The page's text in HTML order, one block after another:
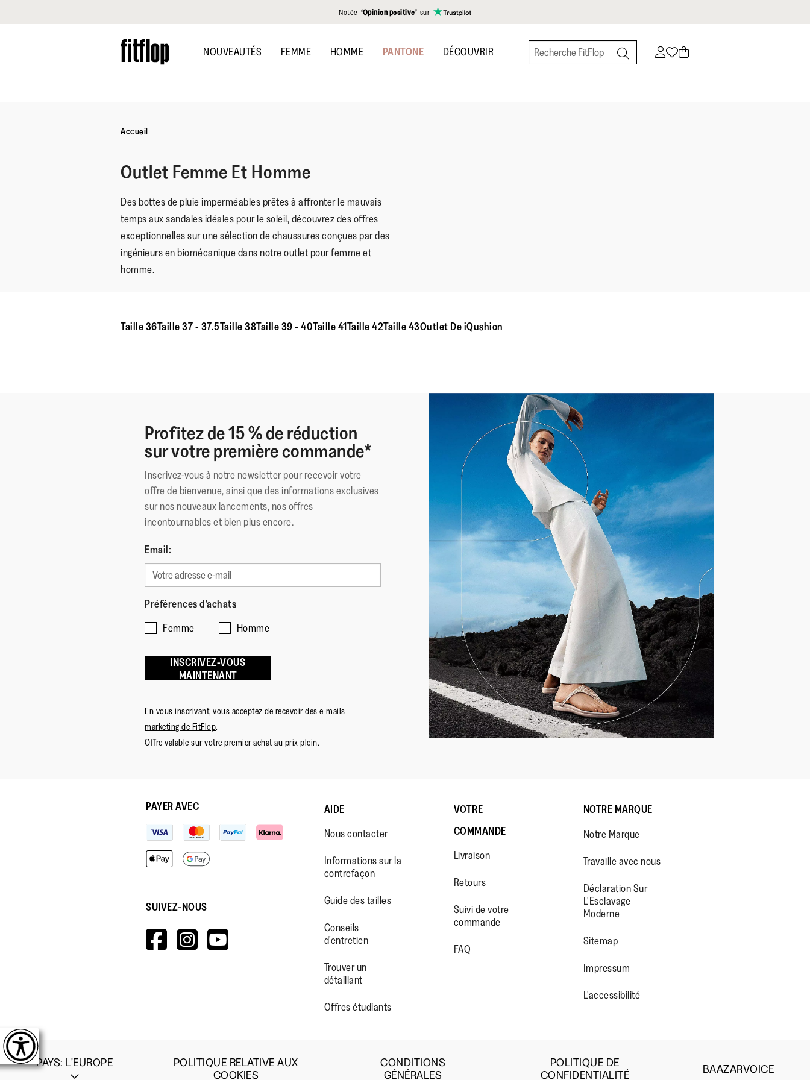
Notée ‘Opinion positive’ sur
to
main
NOUVEAUTÉS FEMME HOMME PANTONE DÉCOUVRIR
Accueil
Outlet Femme Et Homme
Des bottes de pluie imperméables prêtes à affronter le mauvais
temps aux sandales idéales pour le soleil, découvrez des offres
exceptionnelles sur une sélection de chaussures conçues par des
ingénieurs en biomécanique dans notre outlet pour femme et
homme.
Taille 36Taille 37 - 37.5Taille 38Taille 39 - 40Taille 41Taille 42Taille 43Outlet De iQushion
Profitez de 15 % de réduction
sur votre première commande*
Inscrivez-vous à notre newsletter pour recevoir votre
offre de bienvenue, ainsi que des informations exclusives
sur nos nouveaux lancements, nos offres
incontournables et bien plus encore.
Email:
Préférences d'achats
Femme
Homme
INSCRIVEZ-VOUS
MAINTENANT
En vous inscrivant, vous acceptez de recevoir des e-mails
marketing de FitFlop.
Offre valable sur votre premier achat au prix plein.
PAYER AVEC
SUIVEZ-NOUS
HTTPS://WWW.FACEBOOK.COM/FITFLOP?
V=WALL&VIEWAS=0
HTTPS://WWW.INSTAGRAM.COM/FITFLOP/
HTTPS://WWW.YOUTUBE.COM/USER/FITFLOPFOOTWEAR
AIDE
Nous contacter
Informations sur la
contrefaçon
Guide des tailles
Conseils
d'entretien
Trouver un
détaillant
Offres étudiants
VOTRE
COMMANDE
Livraison
Retours
Suivi de votre
commande
FAQ
NOTRE MARQUE
Notre Marque
Travaille avec nous
Déclaration Sur
L'Esclavage
Moderne
Sitemap
Impressum
L'accessibilité
PAYS: L'EUROPE
POLITIQUE RELATIVE AUX
COOKIES
CONDITIONS
GÉNÉRALES
POLITIQUE DE
CONFIDENTIALITÉ
BAAZARVOICE